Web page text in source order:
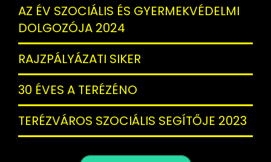
AZ ÉV SZOCIÁLIS ÉS GYERMEKVÉDELMI
DOLGOZÓJA 2024
RAJZPÁLYÁZATI SIKER
30 ÉVES A TERÉZÉNO
TERÉZVÁROS SZOCIÁLIS SEGÍTŐJE 2023